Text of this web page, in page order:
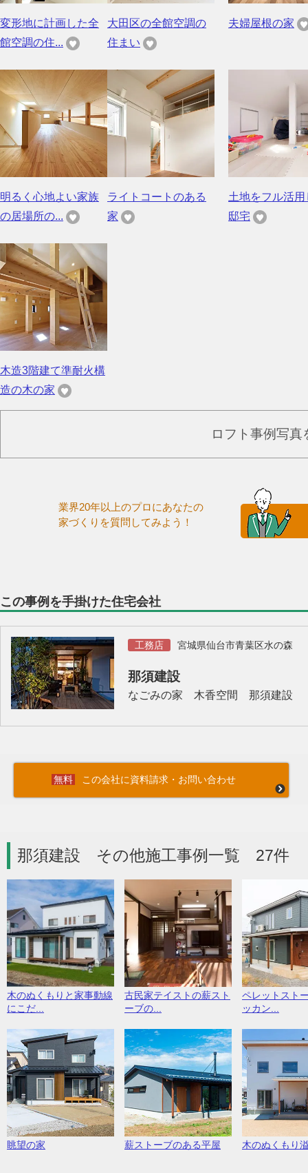
変形地に計画した全
館空調の住...
大田区の全館空調の
住まい
夫婦屋根の家
明るく心地よい家族
の居場所の...
ライトコートのある
家
土地をフル活用
邸宅
木造3階建て準耐火構
造の木の家
ロフト事例写真
業界20年以上のプロにあなたの
家づくりを質問してみよう！
この事例を手掛けた住宅会社
工務店 宮城県仙台市青葉区水の森
那須建設
なごみの家 木香空間 那須建設
この会社に資料請求・お問い合わせ
那須建設 その他施工事例一覧 27件
木のぬくもりと家事動線
にこだ...
古民家テイストの薪スト
ーブの...
ペレットスト
ッカン...
眺望の家 薪ストーブのある平屋 木のぬくもり